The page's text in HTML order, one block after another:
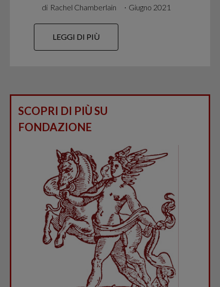
di Rachel Chamberlain ∙ Giugno 2021
LEGGI DI PIÙ
SCOPRI DI PIÙ SU
FONDAZIONE